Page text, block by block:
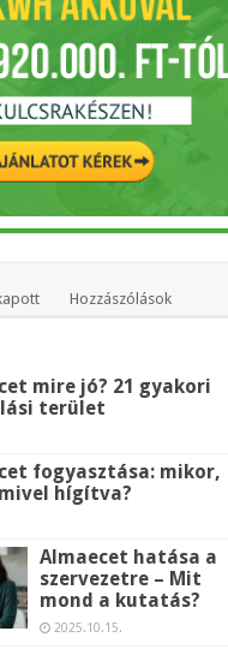
Hozzászólások
mire jó? 21 gyakori
terület
fogyasztása: mikor,
hígítva?
Almaecet hatása a
szervezetre – Mit
mond a kutatás?
2025.10.15.